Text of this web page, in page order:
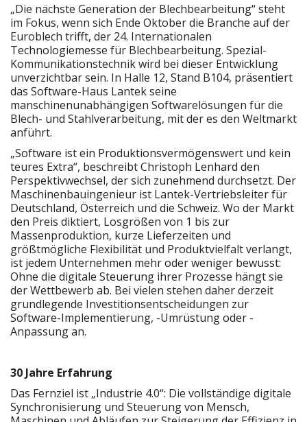
„Die nächste Generation der Blechbearbeitung“ steht
im Fokus, wenn sich Ende Oktober die Branche auf der
Euroblech trifft, der 24. Internationalen
Technologiemesse für Blechbearbeitung. Spezial-
Kommunikationstechnik wird bei dieser Entwicklung
unverzichtbar sein. In Halle 12, Stand B104, präsentiert
das Software-Haus Lantek seine
manschinenunabhängigen Softwarelösungen für die
Blech- und Stahlverarbeitung, mit der es den Weltmarkt
anführt.
„Software ist ein Produktionsvermögenswert und kein
teures Extra“, beschreibt Christoph Lenhard den
Perspektivwechsel, der sich zunehmend durchsetzt. Der
Maschinenbauingenieur ist Lantek-Vertriebsleiter für
Deutschland, Österreich und die Schweiz. Wo der Markt
den Preis diktiert, Losgrößen von 1 bis zur
Massenproduktion, kurze Lieferzeiten und
größtmögliche Flexibilität und Produktvielfalt verlangt,
ist jedem Unternehmen mehr oder weniger bewusst:
Ohne die digitale Steuerung ihrer Prozesse hängt sie
der Wettbewerb ab. Bei vielen stehen daher derzeit
grundlegende Investitionsentscheidungen zur
Software-Implementierung, -Umrüstung oder -
Anpassung an.
30 Jahre Erfahrung
Das Fernziel ist „Industrie 4.0“: Die vollständige digitale
Synchronisierung und Steuerung von Mensch,